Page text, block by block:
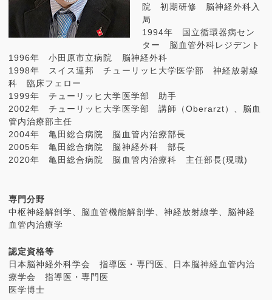
院 初期研修 脳神経外科入
局
1994年 国立循環器病セン
ター 脳血管外科レジデント
1996年 小田原市立病院 脳神経外科
1998年 スイス連邦 チューリッヒ大学医学部 神経放射線
科 臨床フェロー
1999年 チューリッヒ大学医学部 助手
2002年 チューリッヒ大学医学部 講師（Oberarzt）、脳血
管内治療部主任
2004年 亀田総合病院 脳血管内治療部長
2005年 亀田総合病院 脳神経外科 部長
2020年 亀田総合病院 脳血管内治療科 主任部長(現職)
専門分野
中枢神経解剖学、脳血管機能解剖学、神経放射線学、脳神経
血管内治療学
認定資格等
日本脳神経外科学会 指導医・専門医、日本脳神経血管内治
療学会 指導医・専門医
医学博士